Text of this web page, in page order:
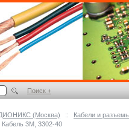
(Москва) ::
Кабели и
Кабель 3M, 3302-40
Поиск +